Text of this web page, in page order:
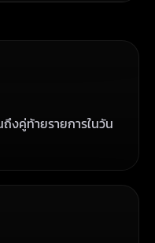
งคู่ท้ายรายการในวัน